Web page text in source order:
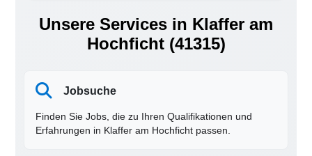
Unsere Services in Klaffer am
Hochficht (41315)
Jobsuche
Finden Sie Jobs, die zu Ihren Qualifikationen und
Erfahrungen in Klaffer am Hochficht passen.